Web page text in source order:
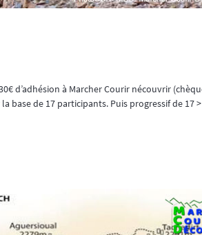
d’adhésion à Marcher Courir nécouvrir
base de 17 participants. Puis progressif de 17